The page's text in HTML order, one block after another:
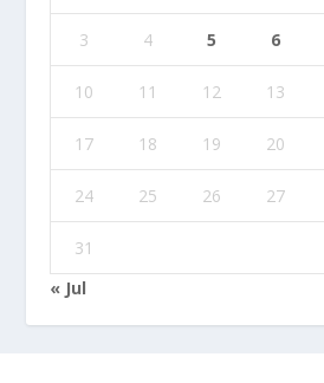
3 4 5 6
10 11 12 13
17 18 19 20
24 25 26 27
31
« Jul